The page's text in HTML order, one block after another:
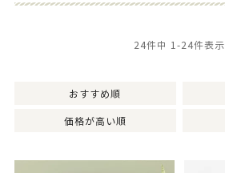
おすすめ順
価格が高い順
24件中 1 -24件表示